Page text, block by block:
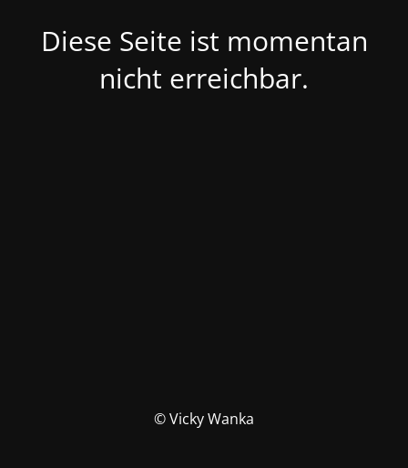
Diese Seite ist momentan
nicht erreichbar.
© Vicky Wanka